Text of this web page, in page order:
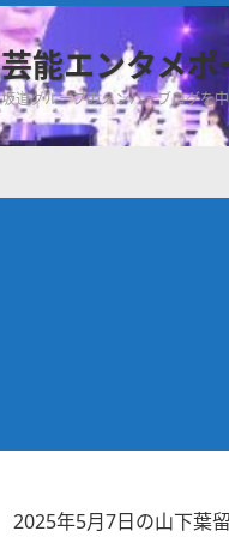
芸能エンタメポ
坂道グループのメンバーブログを
2025年5月7日の山下葉